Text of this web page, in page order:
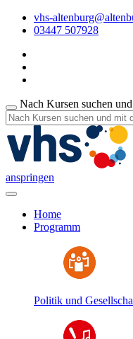
vhs-
03447 507928
Nach Kursen suchen
anspringen
Home
Programm
Politik und